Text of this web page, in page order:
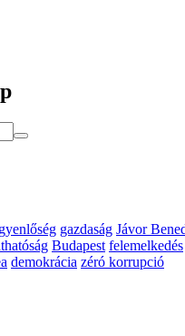
gazdaság Jávor
Budapest felemelkedés
demokrácia zéró korrupció